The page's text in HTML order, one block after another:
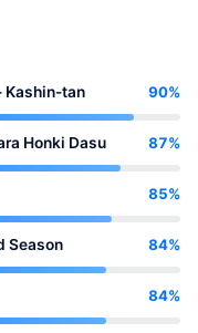
Kashin-tan 90%
Honki Dasu 87%
85%
Season 84%
84%